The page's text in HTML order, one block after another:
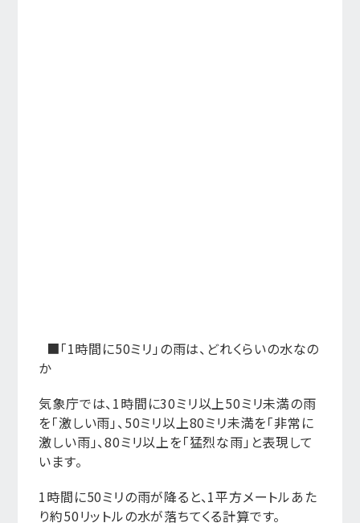
■「1時間に50ミリ」の雨は、どれくらいの水なの
か
気象庁では、1時間に30ミリ以上50ミリ未満の雨
を「激しい雨」、50ミリ以上80ミリ未満を「非常に
激しい雨」、80ミリ以上を「猛烈な雨」と表現して
います。
1時間に50ミリの雨が降ると、1平方メートルあた
り約50リットルの水が落ちてくる計算です。